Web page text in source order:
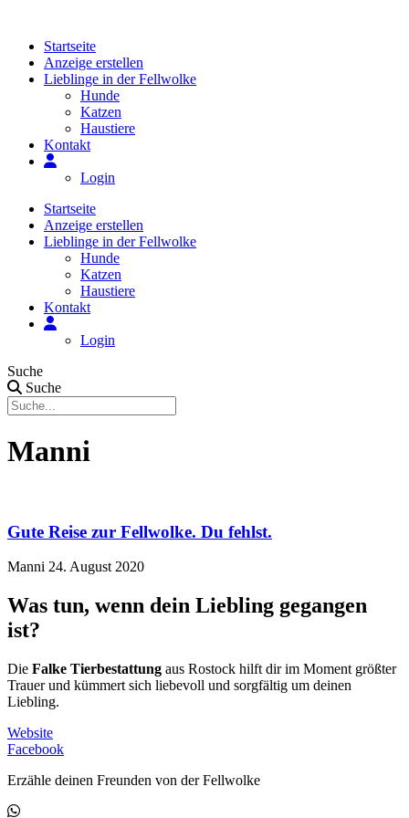
springenStartseite
Anzeige erstellen
Lieblinge in der Fellwolke
Hunde
Katzen
Haustiere
Kontakt
Login
Startseite
Anzeige erstellen
Lieblinge in der Fellwolke
Hunde
Katzen
Haustiere
Kontakt
Login
Suche
Suche
Manni
Gute Reise zur Fellwolke. Du fehlst.
Manni 24. August 2020
Was tun, wenn dein Liebling gegangen
ist?
Die Falke Tierbestattung aus Rostock hilft dir im Moment größter
Trauer und kümmert sich liebevoll und sorgfältig um deinen
Liebling.
Website
Facebook
Erzähle deinen Freunden von der Fellwolke